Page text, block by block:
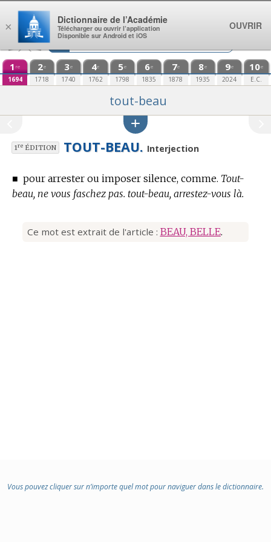
Aller au contenu
1 re
1694
2e
1718
3e
1740
4e
1762
5e
1798
6e
1835
7e
1878
8e
1935
9e
2024
10e
E.C.
tout-beau
1reÉDITION TOUT-BEAU. Interjection
■ pour arrester ou imposer silence, comme. Tout-
beau, ne vous faschez pas. tout-beau, arrestez-vous là.
Ce mot est extrait de l'article : BEAU, BELLE.
Vous pouvez cliquer sur n’importe quel mot pour naviguer dans le dictionnaire.
×
Dictionnaire de l’Académie
Télécharger ou ouvrir l’application
Disponible sur Android et iOS
OUVRIR